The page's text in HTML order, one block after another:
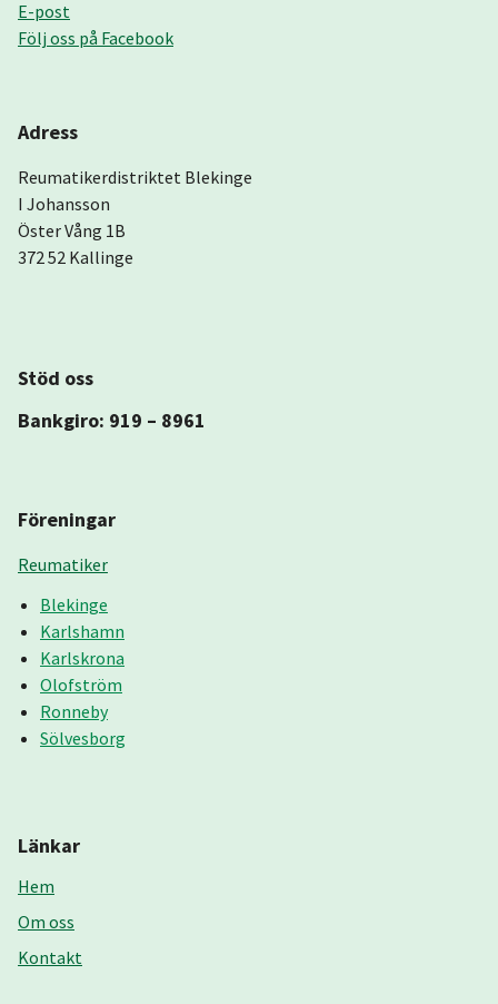
E-post
Följ oss på Facebook
Adress
Reumatikerdistriktet Blekinge
I Johansson
Öster Vång 1B
372 52 Kallinge
Stöd oss
Bankgiro: 919 – 8961
Föreningar
Reumatiker
Blekinge
Karlshamn
Karlskrona
Olofström
Ronneby
Sölvesborg
Länkar
Hem
Om oss
Kontakt